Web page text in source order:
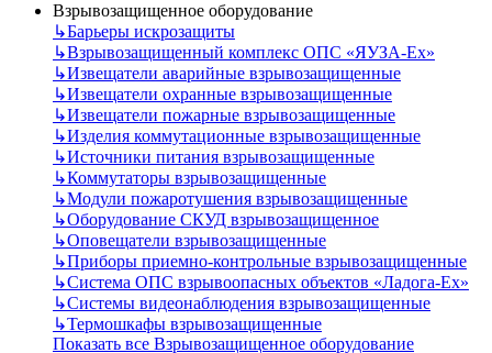
Взрывозащищенное оборудование
↳Барьеры искрозащиты
↳Взрывозащищенный комплекс ОПС «ЯУЗА-Ех»
↳Извещатели аварийные взрывозащищенные
↳Извещатели охранные взрывозащищенные
↳Извещатели пожарные взрывозащищенные
↳Изделия коммутационные взрывозащищенные
↳Источники питания взрывозащищенные
↳Коммутаторы взрывозащищенные
↳Модули пожаротушения взрывозащищенные
↳Оборудование СКУД взрывозащищенное
↳Оповещатели взрывозащищенные
↳Приборы приемно-контрольные взрывозащищенные
↳Система ОПС взрывоопасных объектов «Ладога-Ex»
↳Системы видеонаблюдения взрывозащищенные
↳Термошкафы взрывозащищенные
Показать все Взрывозащищенное оборудование